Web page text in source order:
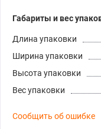
Габариты и вес
Длина упаковки
Ширина упаковки
Высота упаковки
Вес упаковки
Сообщить об ошибке